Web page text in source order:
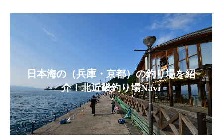
日本海の（兵庫・京都）の釣り場を紹
介！北近畿釣り場Navi